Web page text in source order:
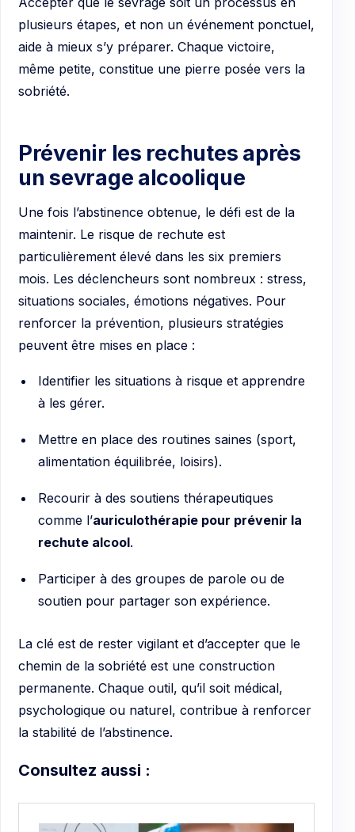
plusieurs étapes, et non un événement ponctuel,
aide à mieux s’y préparer. Chaque victoire,
même petite, constitue une pierre posée vers la
sobriété.
Prévenir les rechutes après
un sevrage alcoolique
Une fois l’abstinence obtenue, le défi est de la
maintenir. Le risque de rechute est
particulièrement élevé dans les six premiers
mois. Les déclencheurs sont nombreux : stress,
situations sociales, émotions négatives. Pour
renforcer la prévention, plusieurs stratégies
peuvent être mises en place :
Identifier les situations à risque et apprendre
à les gérer.
Mettre en place des routines saines (sport,
alimentation équilibrée, loisirs).
Recourir à des soutiens thérapeutiques
comme l’auriculothérapie pour prévenir la
rechute alcool.
Participer à des groupes de parole ou de
soutien pour partager son expérience.
La clé est de rester vigilant et d’accepter que le
chemin de la sobriété est une construction
permanente. Chaque outil, qu’il soit médical,
psychologique ou naturel, contribue à renforcer
la stabilité de l’abstinence.
Consultez aussi :